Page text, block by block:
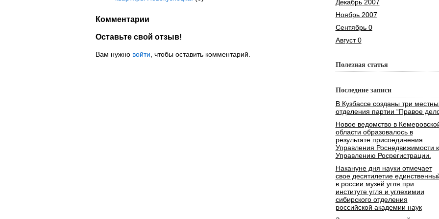
Комментарии
Оставьте свой отзыв!
Вам нужно войти , чтобы оставить комментарий.
Декабрь 2007
Ноябрь 2007
Сентябрь 0
Август 0
Полезная статья
Последние записи
В Кузбассе созданы три
отделения партии “Правое
Новое ведомство в
области образовалось в
результате присоединения
Управления Роснедвижимости к
Управлению Росрегистрации.
Накануне дня науки отмечает
свое десятилетие
в россии музей угля при
институте угля и углехимии
сибирского отделения
российской академии наук